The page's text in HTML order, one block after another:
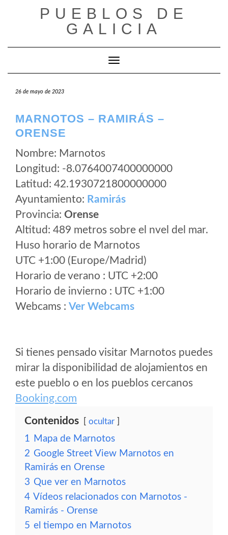
PUEBLOS DE
GALICIA
Cambiar modo de navegación
26 de mayo de 2023
MARNOTOS – RAMIRÁS –
ORENSE
Nombre: Marnotos
Longitud: -8.0764007400000000
Latitud: 42.1930721800000000
Ayuntamiento: Ramirás
Provincia: Orense
Altitud: 489 metros sobre el nvel del mar.
Huso horario de Marnotos
UTC +1:00 (Europe/Madrid)
Horario de verano : UTC +2:00
Horario de invierno : UTC +1:00
Webcams : Ver Webcams
Si tienes pensado visitar Marnotos puedes
mirar la disponibilidad de alojamientos en
este pueblo o en los pueblos cercanos
Booking.com
Contenidos ocultar
1 Mapa de Marnotos
2 Google Street View Marnotos en
Ramirás en Orense
3 Que ver en Marnotos
4 Vídeos relacionados con Marnotos -
Ramirás - Orense
5 el tiempo en Marnotos